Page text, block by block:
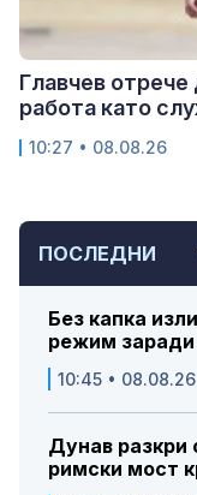
ПОСЛЕДНИ
Без капка
режим
10:45 • 08.08.26
Дунав разкри
римски мост
Главчев
работа като
10:27 • 08.08.26